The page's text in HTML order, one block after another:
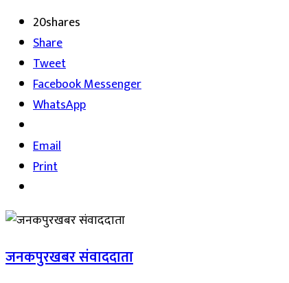
20shares
Share
Tweet
Facebook Messenger
WhatsApp
Email
Print
जनकपुरखबर संवाददाता